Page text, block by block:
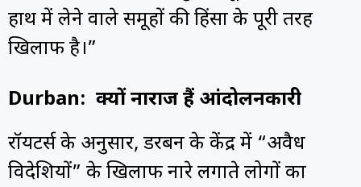
हाथ में लेने वाले समूहों की हिंसा के पूरी तरह
खिलाफ है।”
Durban: क्यों नाराज हैं आंदोलनकारी
रॉयटर्स के अनुसार, डरबन के केंद्र में “अवैध
विदेशियों” के खिलाफ नारे लगाते लोगों का